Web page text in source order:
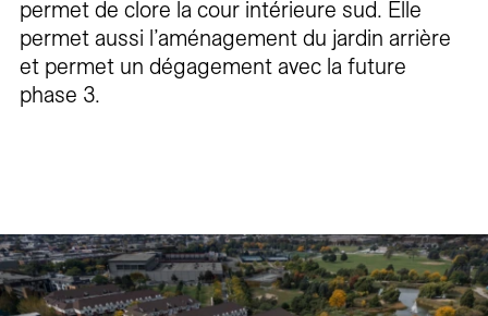
permet de clore la cour intérieure sud. Elle
permet aussi l’aménagement du jardin arrière
et permet un dégagement avec la future
phase 3.